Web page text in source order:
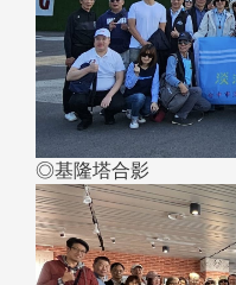
◎基隆塔合影